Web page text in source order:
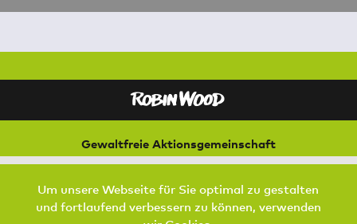
Gewaltfreie Aktionsgemeinschaft
für Natur und Umwelt
21073 Hamburg
Um unsere Webseite für Sie optimal zu gestalten
und fortlaufend verbessern zu können, verwenden